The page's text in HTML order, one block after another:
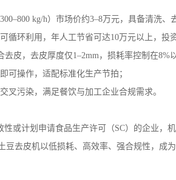
kg/h）市场价约3–8万元，具备清洗、
循环利用，年人工节省可达10万元以上，投
皮，去皮厚度仅1–2mm，损耗率控制在8%
可操作，适配标准化生产节拍；
叉污染，满足餐饮与加工企业合规需求。
或计划申请食品生产许可（SC）的企业，
豆去皮机以低损耗、高效率、强合规性，